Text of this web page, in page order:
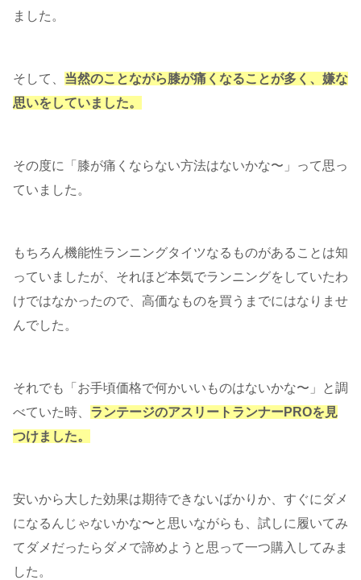
ました。
そして、 当然のことながら膝が痛くなることが多く、嫌な
思いをしていました。
その度に「膝が痛くならない方法はないかな〜」って思っ
ていました。
もちろん機能性ランニングタイツなるものがあることは知
っていましたが、それほど本気でランニングをしていたわ
けではなかったので、高価なものを買うまでにはなりませ
んでした。
それでも「お手頃価格で何かいいものはないかな〜」と調
べていた時、 ランテージのアスリートランナーPROを見
つけました。
安いから大した効果は期待できないばかりか、すぐにダメ
になるんじゃないかな〜と思いながらも、試しに履いてみ
てダメだったらダメで諦めようと思って一つ購入してみま
した。